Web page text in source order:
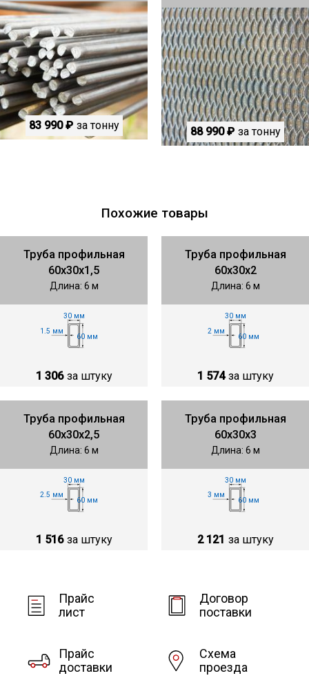
83 990 ₽ за тонну 88 990 ₽ за тонну
Похожие товары
Труба профильная
60х30х1,5
Длина: 6 м
1.5 мм
60 мм
30 мм
1 306 за штуку
Труба профильная
60х30х2
Длина: 6 м
2 мм
60 мм
30 мм
1 574 за штуку
Труба профильная
60х30х2,5
Длина: 6 м
2.5 мм
60 мм
30 мм
1 516 за штуку
Труба профильная
60х30х3
Длина: 6 м
3 мм
60 мм
30 мм
2 121 за штуку
Прайс
лист
Договор
поставки
Прайс
доставки
Схема
проезда